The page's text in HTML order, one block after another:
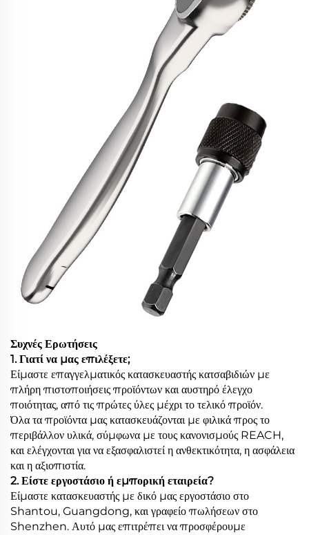
Συχνές Ερωτήσεις
1. Γιατί να μας επιλέξετε;
Είμαστε επαγγελματικός κατασκευαστής κατσαβιδιών με
πλήρη πιστοποιήσεις προϊόντων και αυστηρό έλεγχο
ποιότητας, από τις πρώτες ύλες μέχρι το τελικό προϊόν.
Όλα τα προϊόντα μας κατασκευάζονται με φιλικά προς το
περιβάλλον υλικά, σύμφωνα με τους κανονισμούς REACH,
και ελέγχονται για να εξασφαλιστεί η ανθεκτικότητα, η ασφάλεια
και η αξιοπιστία.
2. Είστε εργοστάσιο ή εμπορική εταιρεία?
Είμαστε κατασκευαστής με δικό μας εργοστάσιο στο
Shantou, Guangdong, και γραφείο πωλήσεων στο
Shenzhen. Αυτό μας επιτρέπει να προσφέρουμε